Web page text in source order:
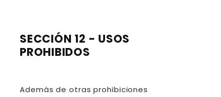
SECCIÓN 12 - USOS
PROHIBIDOS
Además de otras prohibiciones